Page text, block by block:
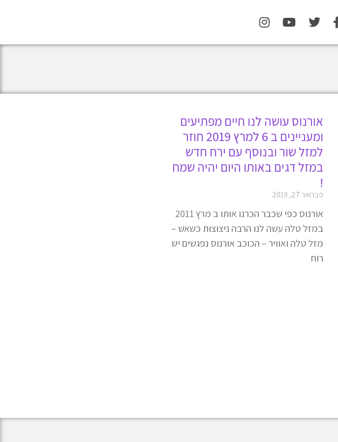
אורנוס עושה לנו חיים מפתיעים
ומעניינים ב 6 למרץ 2019 חוזר
למזל שור ובנוסף עם ירח חדש
במזל דגים באותו היום יהיה שמח
!
פברואר 27, 2019
אורנוס כפי שכבר הכרנו אותו ב מרץ 2011
במזל טלה עשה לנו הרבה ניצוצות כשאש –
מזל טלה ואוויר – הכוכב אורנוס נפגשים יש
רוח